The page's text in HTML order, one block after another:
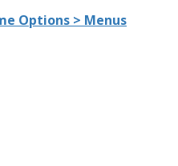
Options > Menus